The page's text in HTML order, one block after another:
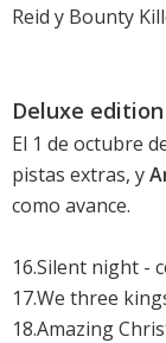
Reid y Bounty
Deluxe edition
El 1 de octubre
pistas extras, y
como avance.
16.Silent night -
17.We three
18.Amazing